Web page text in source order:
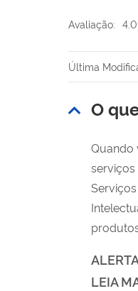
Avaliação: 4.0
Última
O
Quando
serviços
LEIA